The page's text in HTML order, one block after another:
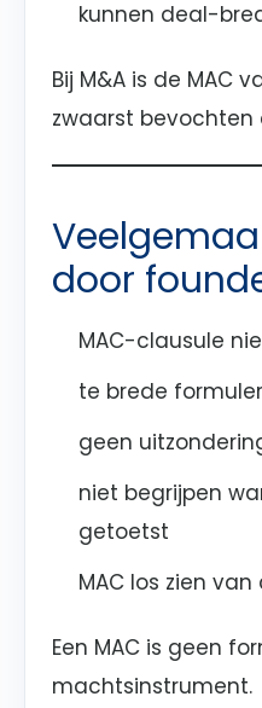
kunnen deal-
Bij M&A is de MAC
zwaarst bevochten
door
MAC-clausule
te brede
geen
niet begrijpen
getoetst
MAC los zien
Een MAC is geen
machtsinstrument.